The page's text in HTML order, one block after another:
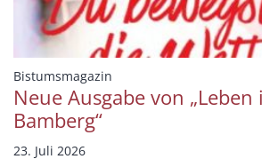
Bistumsmagazin
Neue Ausgabe von
Bamberg“
23. Juli 2026